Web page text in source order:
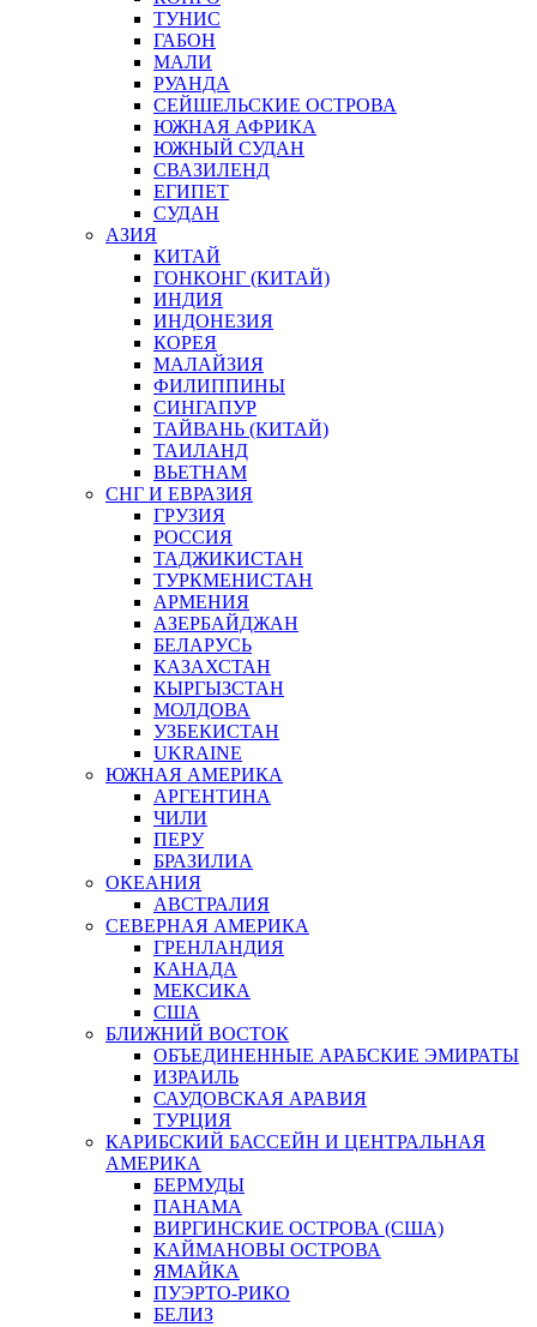
ТУНИС
ГАБОН
МАЛИ
РУАНДА
СЕЙШЕЛЬСКИЕ ОСТРОВА
ЮЖНАЯ АФРИКА
ЮЖНЫЙ СУДАН
СВАЗИЛЕНД
ЕГИПЕТ
СУДАН
АЗИЯ
КИТАЙ
ГОНКОНГ (КИТАЙ)
ИНДИЯ
ИНДОНЕЗИЯ
КОРЕЯ
МАЛАЙЗИЯ
ФИЛИППИНЫ
СИНГАПУР
ТАЙВАНЬ (КИТАЙ)
ТАИЛАНД
ВЬЕТНАМ
СНГ И ЕВРАЗИЯ
ГРУЗИЯ
РОССИЯ
ТАДЖИКИСТАН
ТУРКМЕНИСТАН
АРМЕНИЯ
АЗЕРБАЙДЖАН
БЕЛАРУСЬ
КАЗАХСТАН
КЫРГЫЗСТАН
МОЛДОВА
УЗБЕКИСТАН
UKRAINE
ЮЖНАЯ АМЕРИКА
АРГЕНТИНА
ЧИЛИ
ПЕРУ
БРАЗИЛИА
ОКЕАНИЯ
АВСТРАЛИЯ
СЕВЕРНАЯ АМЕРИКА
ГРЕНЛАНДИЯ
КАНАДА
МЕКСИКА
США
БЛИЖНИЙ ВОСТОК
ОБЪЕДИНЕННЫЕ АРАБСКИЕ ЭМИРАТЫ
ИЗРАИЛЬ
САУДОВСКАЯ АРАВИЯ
ТУРЦИЯ
КАРИБСКИЙ БАССЕЙН И ЦЕНТРАЛЬНАЯ
АМЕРИКА
БЕРМУДЫ
ПАНАМА
ВИРГИНСКИЕ ОСТРОВА (США)
КАЙМАНОВЫ ОСТРОВА
ЯМАЙКА
ПУЭРТО-РИКО
БЕЛИЗ